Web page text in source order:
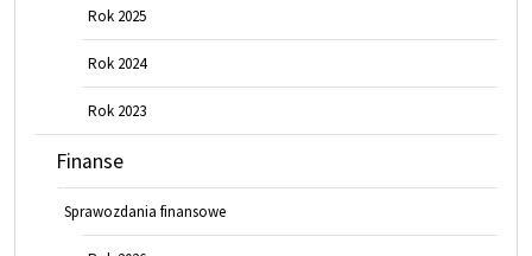
Rok 2025
Rok 2024
Rok 2023
Finanse
Sprawozdania finansowe